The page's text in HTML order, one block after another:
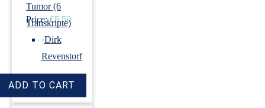
Price: €5.50
Tumor (6
Transkripte)
›Dirk
Revenstorf
Price: €18.00